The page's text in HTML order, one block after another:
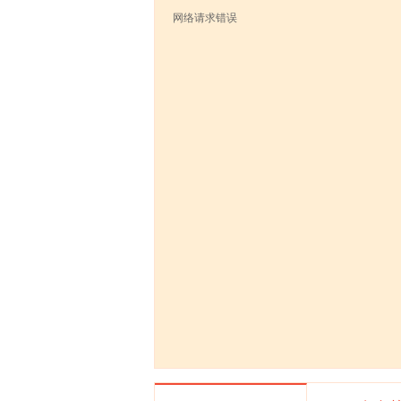
网络请求错误